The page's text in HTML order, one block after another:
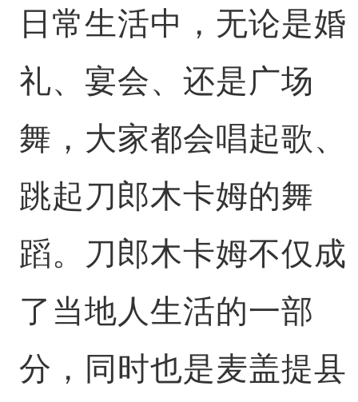
日常生活中，无论是婚
礼、宴会、还是广场
舞，大家都会唱起歌、
跳起刀郎木卡姆的舞
蹈。刀郎木卡姆不仅成
了当地人生活的一部
分，同时也是麦盖提县